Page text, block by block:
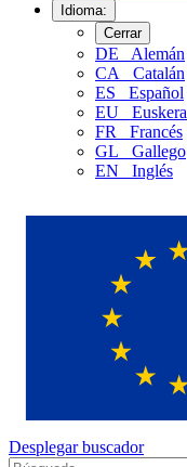
Idioma:
Cerrar
DE
Alemán
CA
Catalán
ES
Español
EU
Euskera
FR
Francés
GL
Gallego
EN
Inglés
Desplegar buscador